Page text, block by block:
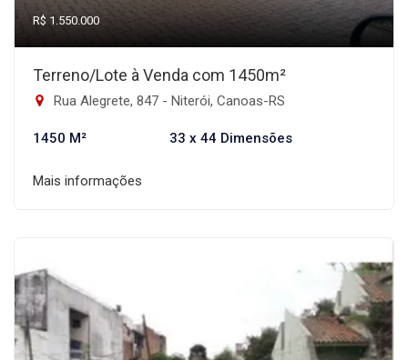
R$ 1.550.000
Terreno/Lote à Venda com 1450m²
Rua Alegrete, 847 - Niterói, Canoas-RS
1450 M² 33 x 44 Dimensões
Mais informações